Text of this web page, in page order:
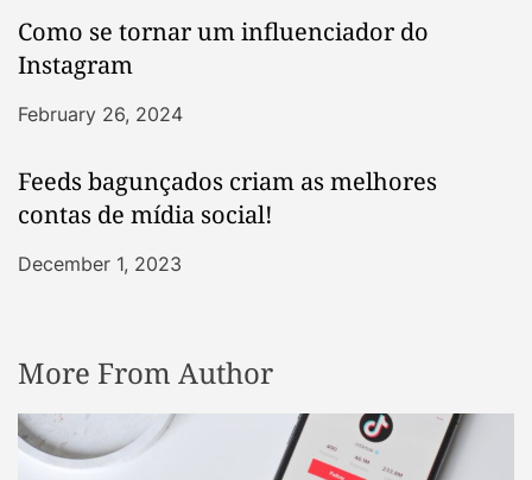
Como se tornar um influenciador do
Instagram
February 26, 2024
Feeds bagunçados criam as melhores
contas de mídia social!
December 1, 2023
More From Author